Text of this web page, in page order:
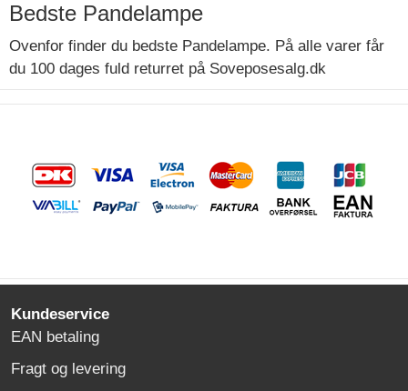
Bedste Pandelampe
Ovenfor finder du bedste Pandelampe. På alle varer får
du 100 dages fuld returret på Soveposesalg.dk
Kundeservice
EAN betaling
Fragt og levering